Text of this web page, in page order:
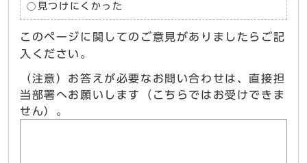
見つけにくかった
このページに関してのご意見がありましたらご記
入ください。
（注意）お答えが必要なお問い合わせは、直接担
当部署へお願いします（こちらではお受けできま
せん）。